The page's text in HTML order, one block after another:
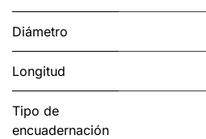
Diámetro
Longitud
Tipo de
encuadernación